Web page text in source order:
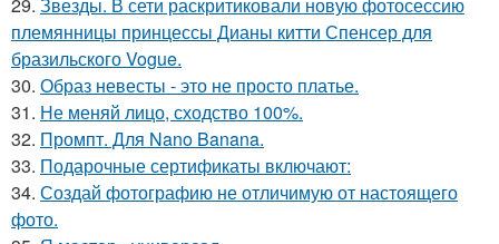
племянницы принцессы Дианы китти Спенсер для
бразильского Vogue.
30. Образ невесты - это не просто платье.
31. Не меняй лицо, сходство 100%.
32. Промпт. Для Nano Banana.
33. Подарочные сертификаты включают:
34. Создай фотографию не отличимую от настоящего
фото.